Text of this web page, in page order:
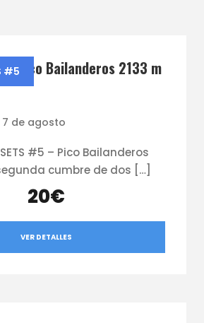
#5Pico Bailanderos 2133 m
7 de agosto
#5 – Pico Bailanderos
cumbre de dos […]
20€
VER DETALLES